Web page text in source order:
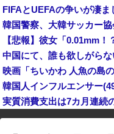
韓国警察、大韓サッカー
【悲報】彼女「0.01mm
実質消費支出は7カ月連続